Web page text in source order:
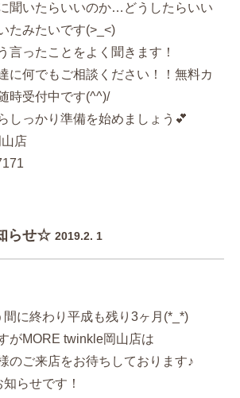
聞いたらいいのか…どうしたらいい
たみたいです(>_<)
言ったことをよく聞きます！
に何でもご相談ください！！無料カ
時受付中です(^^)/
しっかり準備を始めましょう💕
店
らせ☆ 2019.2. 1
に終わり平成も残り3ヶ月(*_*)
がMORE twinkle岡山店は
のご来店をお待ちしております♪
らせです！